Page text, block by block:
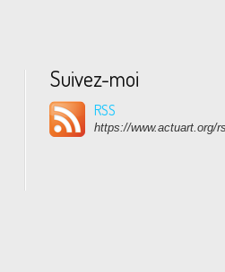
Suivez-moi
RSS
https://www.actuart.org/